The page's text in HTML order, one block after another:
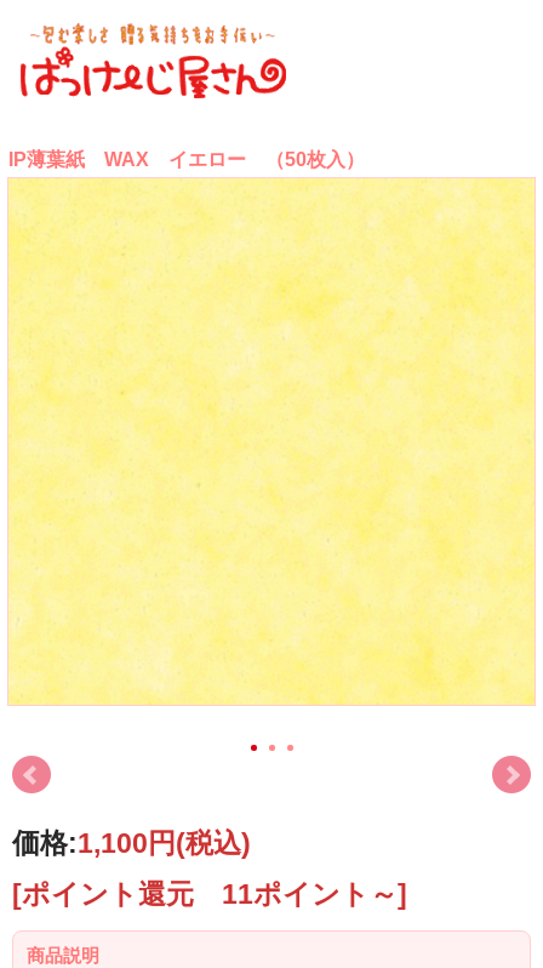
IP薄葉紙 WAX イエロー （50枚入）
価格:1,100円(税込)
[ポイント還元 11ポイント～]
商品説明